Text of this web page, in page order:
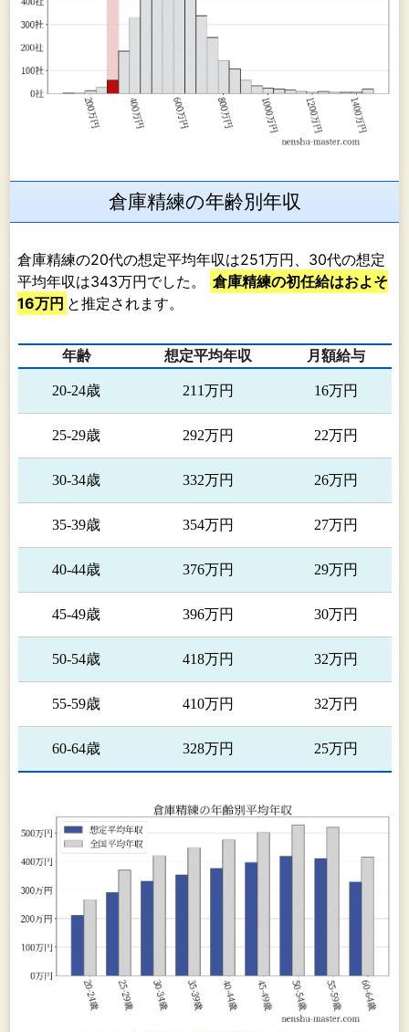
倉庫精練の年齢別年収
倉庫精練の20代の想定平均年収は251万円、30代の想定
平均年収は343万円でした。
倉庫精練の初任給はおよそ
16万円 と推定されます。
年齢 想定平均年収 月額給与
20-24歳 211万円 16万円
25-29歳 292万円 22万円
30-34歳 332万円 26万円
35-39歳 354万円 27万円
40-44歳 376万円 29万円
45-49歳 396万円 30万円
50-54歳 418万円 32万円
55-59歳 410万円 32万円
60-64歳 328万円 25万円